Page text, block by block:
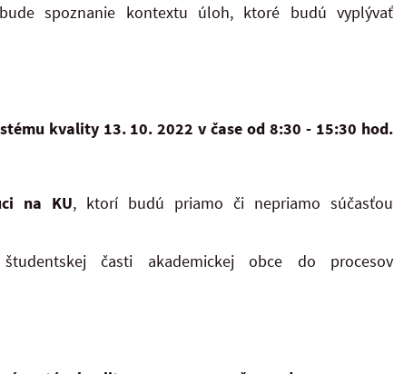
spoznanie kontextu úloh, ktoré budú vyplývať
kvality 13. 10. 2022 v čase od 8:30 - 15:30 hod.
na KU, ktorí budú priamo či nepriamo súčasťou
časti akademickej obce do procesov